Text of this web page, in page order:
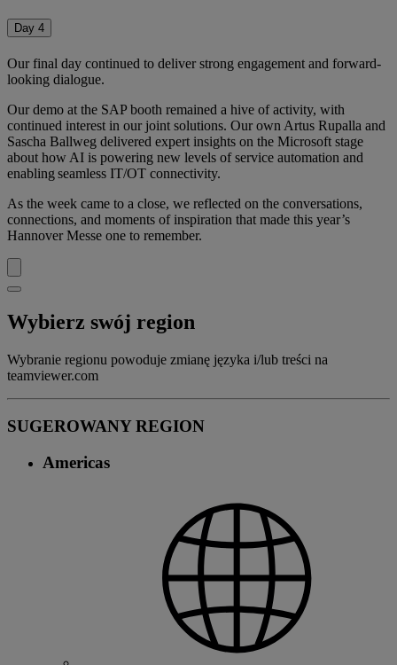
Day 4
Our final day continued to deliver strong engagement and forward-
looking dialogue.
Our demo at the SAP booth remained a hive of activity, with
continued interest in our joint solutions. Our own Artus Rupalla and
Sascha Ballweg delivered expert insights on the Microsoft stage
about how AI is powering new levels of service automation and
enabling seamless IT/OT connectivity.
As the week came to a close, we reflected on the conversations,
connections, and moments of inspiration that made this year’s
Hannover Messe one to remember.
Wybierz swój region
Wybranie regionu powoduje zmianę języka i/lub treści na
teamviewer.com
SUGEROWANY REGION
Americas